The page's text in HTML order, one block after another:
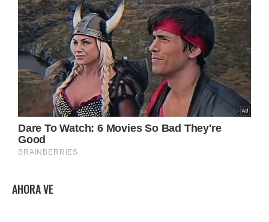
AHORA VE